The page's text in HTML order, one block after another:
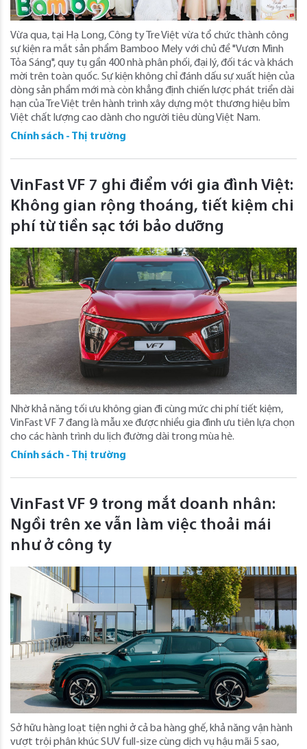
Vừa qua, tại Hạ Long, Công ty Tre Việt vừa tổ chức thành công
sự kiện ra mắt sản phẩm Bamboo Mely với chủ đề "Vươn Mình
Tỏa Sáng", quy tụ gần 400 nhà phân phối, đại lý, đối tác và khách
mời trên toàn quốc. Sự kiện không chỉ đánh dấu sự xuất hiện của
dòng sản phẩm mới mà còn khẳng định chiến lược phát triển dài
hạn của Tre Việt trên hành trình xây dựng một thương hiệu bỉm
Việt chất lượng cao dành cho người tiêu dùng Việt Nam.
Chính sách - Thị trường
VinFast VF 7 ghi điểm với gia đình Việt:
Không gian rộng thoáng, tiết kiệm chi
phí từ tiền sạc tới bảo dưỡng
Nhờ khả năng tối ưu không gian đi cùng mức chi phí tiết kiệm,
VinFast VF 7 đang là mẫu xe được nhiều gia đình ưu tiên lựa chọn
cho các hành trình du lịch đường dài trong mùa hè.
Chính sách - Thị trường
VinFast VF 9 trong mắt doanh nhân:
Ngồi trên xe vẫn làm việc thoải mái
như ở công ty
Sở hữu hàng loạt tiện nghi ở cả ba hàng ghế, khả năng vận hành
vượt trội phân khúc SUV full-size cùng dịch vụ hậu mãi 5 sao,